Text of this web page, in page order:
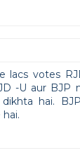
lacs votes
-U aur BJP
hai.